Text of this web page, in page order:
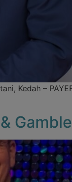
Kedah –
Gamble